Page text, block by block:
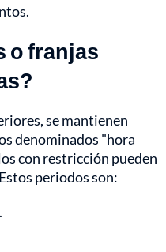
o franjas
se mantienen
denominados "hora
con restricción pueden
periodos son: